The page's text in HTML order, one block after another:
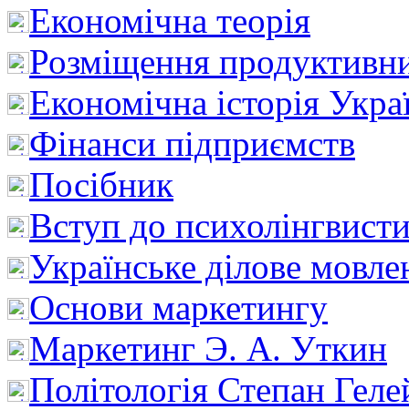
Економічна теорія
Розміщення
Економічна історія
Фінанси підприємств
Посібник
Вступ до
Українське ділове
Основи маркетингу
Маркетинг Э. А. Уткин
Політологія Степан